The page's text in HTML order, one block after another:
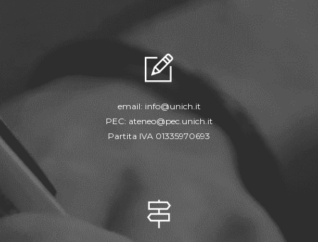
email: info@unich.it
PEC: ateneo@pec.unich.it
Partita IVA 01335970693